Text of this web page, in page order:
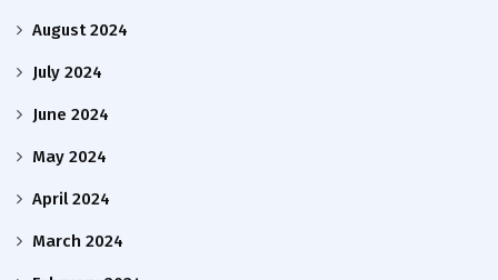
August 2024
July 2024
June 2024
May 2024
April 2024
March 2024